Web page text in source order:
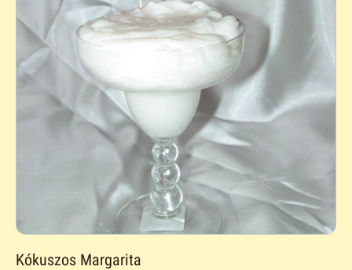
Kókuszos Margarita